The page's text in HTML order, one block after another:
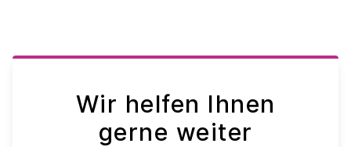
Wir helfen Ihnen
gerne weiter